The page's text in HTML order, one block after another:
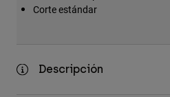
Corte estándar
Descripción